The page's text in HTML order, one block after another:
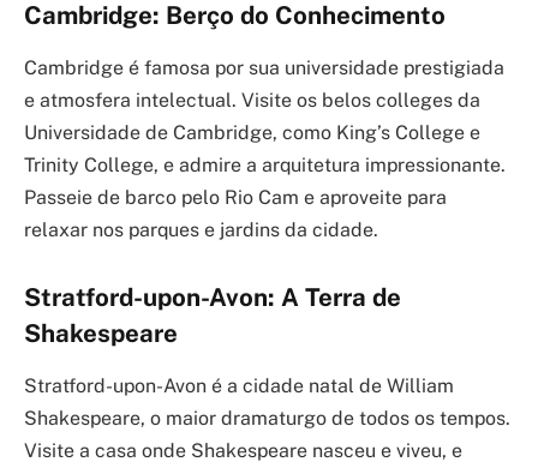
Cambridge: Berço do Conhecimento
Cambridge é famosa por sua universidade prestigiada
e atmosfera intelectual. Visite os belos colleges da
Universidade de Cambridge, como King’s College e
Trinity College, e admire a arquitetura impressionante.
Passeie de barco pelo Rio Cam e aproveite para
relaxar nos parques e jardins da cidade.
Stratford-upon-Avon: A Terra de
Shakespeare
Stratford-upon-Avon é a cidade natal de William
Shakespeare, o maior dramaturgo de todos os tempos.
Visite a casa onde Shakespeare nasceu e viveu, e